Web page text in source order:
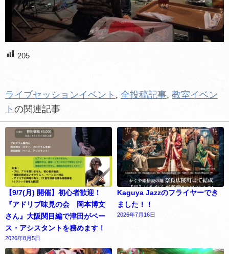
205
ライブセッションイベント , 全投稿記事, 教室イベン
ト の関連記事
【9/7(月) 開催】初心者歓迎！
『アドリブ味見の会 岡本博文
さん』大阪関目編で津田がベー
ス・アシスタントを務めます！
2026年8月5日
Kaguya Jazzのフライヤーでき
ました！！
2026年7月16日